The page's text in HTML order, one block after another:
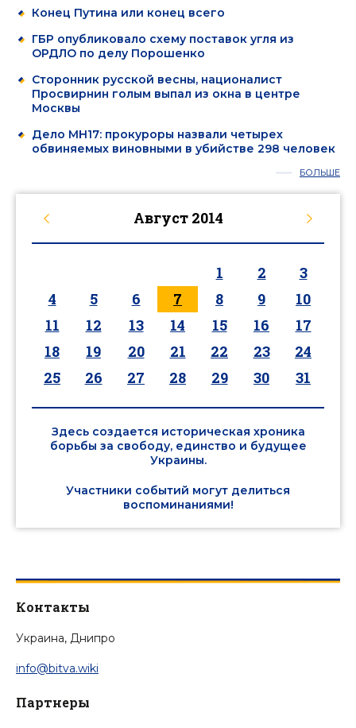
Конец Путина или конец всего
ГБР опубликовало схему поставок угля из
ОРДЛО по делу Порошенко
Сторонник русской весны, националист
Просвирнин голым выпал из окна в центре
Москвы
Дело MH17: прокуроры назвали четырех
обвиняемых виновными в убийстве 298 человек
БОЛЬШЕ
Август 2014
1 2
3
4
5 6 7 8 9
10
11
12 13 14 15 16
17
18
19 20 21 22 23
24
25
26 27 28 29 30 31
Здесь создается историческая хроника
борьбы за свободу, единство и будущее
Украины.
Участники событий могут делиться
воспоминаниями!
Контакты
Украина, Днипро
info@bitva.wiki
Партнеры